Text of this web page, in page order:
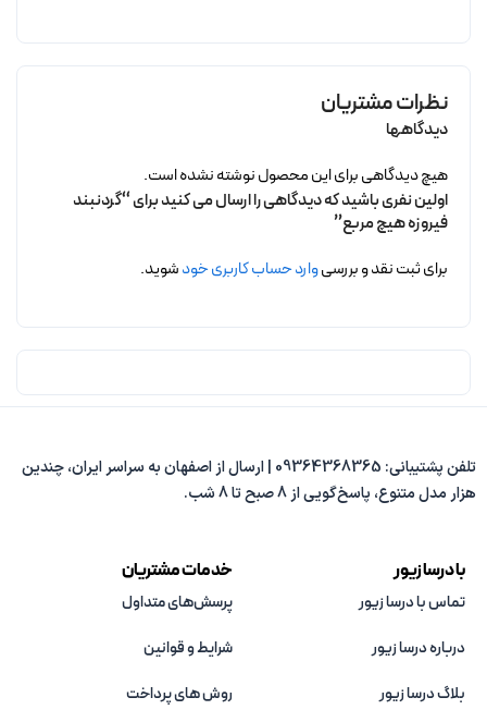
نظرات مشتریان
دیدگاهها
هیچ دیدگاهی برای این محصول نوشته نشده است.
اولین نفری باشید که دیدگاهی را ارسال می کنید برای “گردنبند
فیروزه هیچ مربع”
برای ثبت نقد و بررسیوارد حساب کاربری خودشوید.
تلفن پشتیبانی: 09364368365 | ارسال از اصفهان به سراسر ایران، چندین
هزار مدل متنوع، پاسخ‌گویی از 8 صبح تا 8 شب.
با درسا زیور
تماس با درسا زیور
درباره درسا زیور
بلاگ درسا زیور
خدمات مشتریان
پرسش‌های متداول
شرایط و قوانین
روش های پرداخت